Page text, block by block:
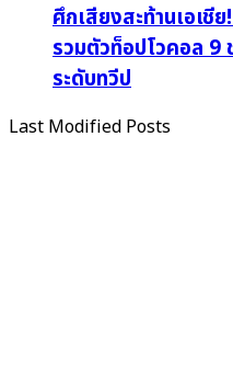
ศึกเสียงสะท้านเอเชี
รวมตัวท็อปโวคอล 9
ระดับทวีป
Last Modified Posts